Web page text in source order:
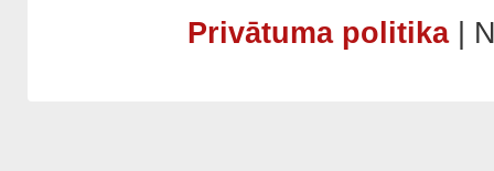
Privātuma politika|